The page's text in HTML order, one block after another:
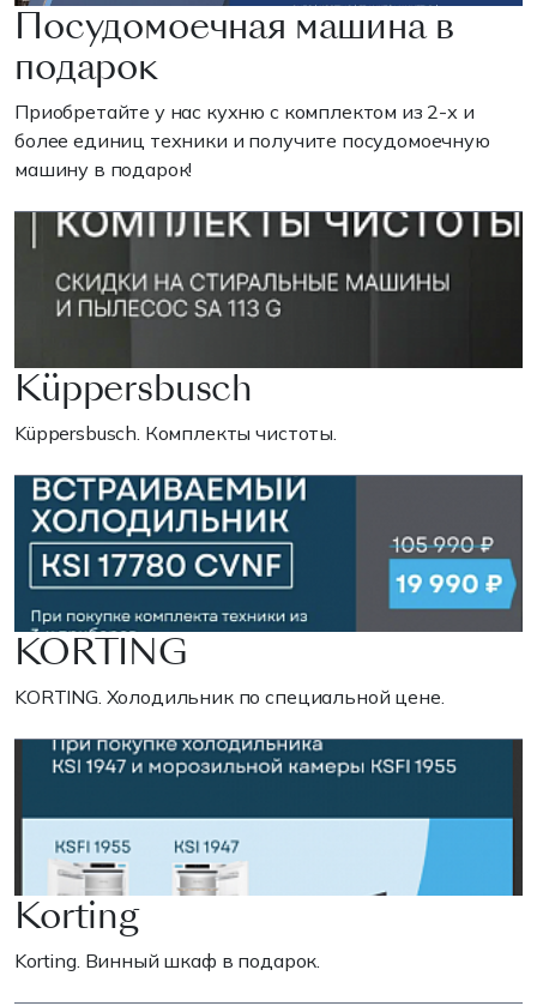
Посудомоечная машина в
подарок
Приобретайте у нас кухню с комплектом из 2-х и
более единиц техники и получите посудомоечную
машину в подарок!
Küppersbusch
Küppersbusch. Комплекты чистоты.
KORTING
KORTING. Холодильник по специальной цене.
Korting
Korting. Винный шкаф в подарок.